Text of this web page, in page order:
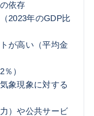
依存
2023年のGDP比
が高い（平均金
）
象現象に対する
）や公共サービ